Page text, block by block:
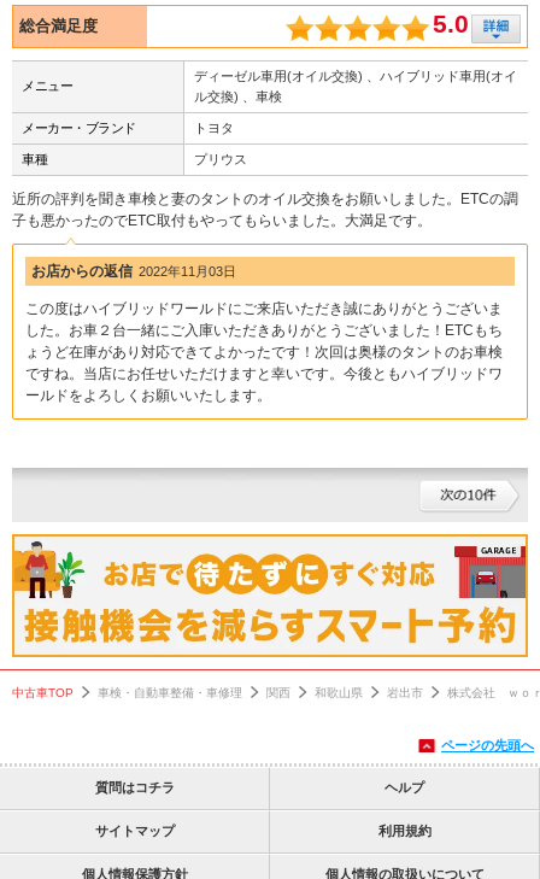
総合満足度 5.0
メニュー
ディーゼル車用(オイル交換) 、ハイブリッド車用(オイ
ル交換) 、車検
メーカー・ブランド トヨタ
車種 プリウス
近所の評判を聞き車検と妻のタントのオイル交換をお願いしました。ETCの調
子も悪かったのでETC取付もやってもらいました。大満足です。
お店からの返信 2022年11月03日
この度はハイブリッドワールドにご来店いただき誠にありがとうございま
した。お車２台一緒にご入庫いただきありがとうございました！ETCもち
ょうど在庫があり対応できてよかったです！次回は奥様のタントのお車検
ですね。当店にお任せいただけますと幸いです。今後ともハイブリッドワ
ールドをよろしくお願いいたします。
中古車TOP 車検・自動車整備・車修理 関西 和歌山県 岩出市 株式会社 ｗｏ
ページの先頭へ
質問はコチラ ヘルプ
サイトマップ 利用規約
個人情報保護方針 個人情報の取扱いについて